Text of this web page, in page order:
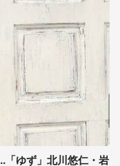
「ゆず」北川悠仁・岩